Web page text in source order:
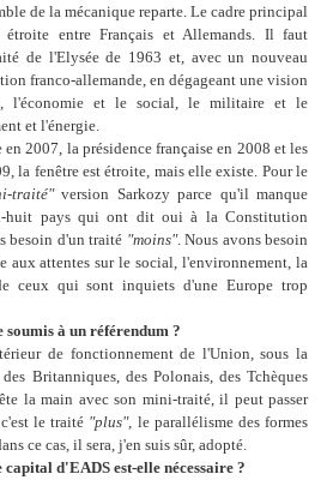
de la mécanique reparte. Le cadre principal
entre Français et Allemands. Il faut
de l'Elysée de 1963 et, avec un nouveau
franco-allemande, en dégageant une vision
l'économie et le social, le militaire et le
et l'énergie.
2007, la présidence française en 2008 et les
la fenêtre est étroite, mais elle existe. Pour le
traité"version Sarkozy parce qu'il manque
huit pays qui ont dit oui à la Constitution
besoin d'un traité "moins". Nous avons besoin
aux attentes sur le social, l'environnement, la
ceux qui sont inquiets d'une Europe trop
à un référendum ?
de fonctionnement de l'Union, sous la
Britanniques, des Polonais, des Tchèques
la main avec son mini-traité, il peut passer
le traité "plus", le parallélisme des formes
ce cas, il sera, j'en suis sûr, adopté.
d'EADS est-elle nécessaire ?